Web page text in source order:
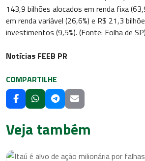
143,9 bilhões alocados em renda fixa
em renda variável (26,6%) e R$ 21,3
investimentos (9,5%). (Fonte: Folha de SP)
Notícias FEEB PR
COMPARTILHE
Veja também